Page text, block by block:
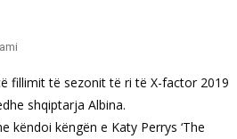
fillimit të sezonit të ri të X-factor 2019
shqiptarja Albina.
këndoi këngën e Katy Perrys ‘The